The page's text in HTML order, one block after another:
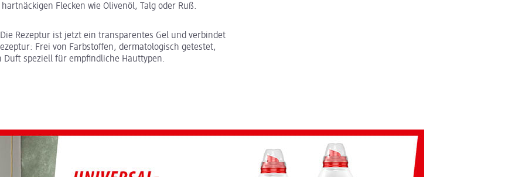
Flecken wie Olivenöl, Talg oder Ruß.
Rezeptur ist jetzt ein transparentes Gel und verbindet
Frei von Farbstoffen, dermatologisch getestet,
Duft speziell für empfindliche Hauttypen.